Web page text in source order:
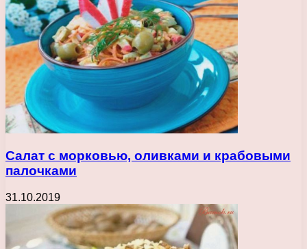
Салат с морковью, оливками и крабовыми
палочками
31.10.2019